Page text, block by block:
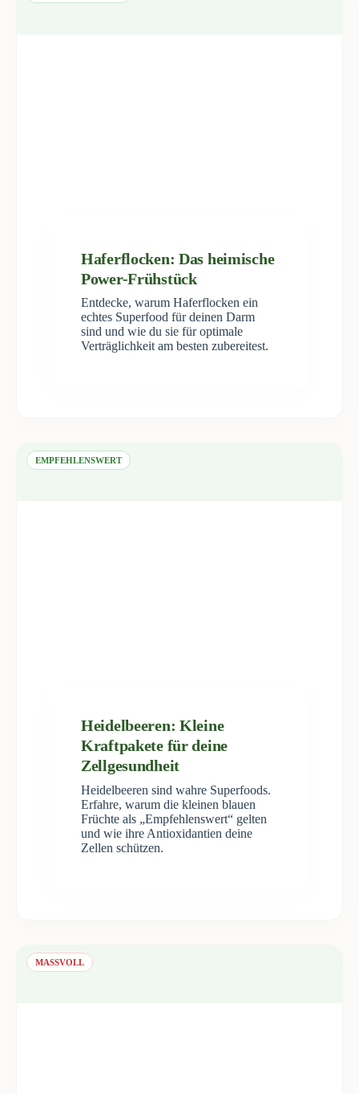
Haferflocken: Das heimische
Power-Frühstück
Entdecke, warum Haferflocken ein
echtes Superfood für deinen Darm
sind und wie du sie für optimale
Verträglichkeit am besten zubereitest.
EMPFEHLENSWERT
Heidelbeeren: Kleine
Kraftpakete für deine
Zellgesundheit
Heidelbeeren sind wahre Superfoods.
Erfahre, warum die kleinen blauen
Früchte als „Empfehlenswert“ gelten
und wie ihre Antioxidantien deine
Zellen schützen.
MASSVOLL